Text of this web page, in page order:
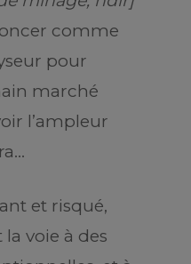
comme
pour
marché
l’ampleur
et risqué,
voie à des